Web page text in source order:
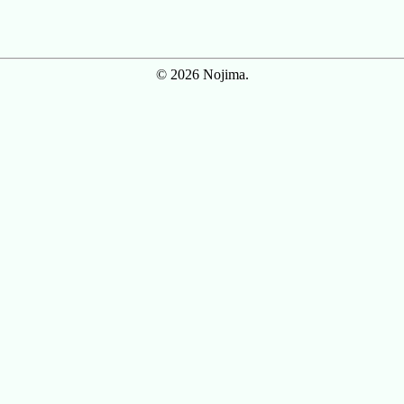
© 2026 Nojima.